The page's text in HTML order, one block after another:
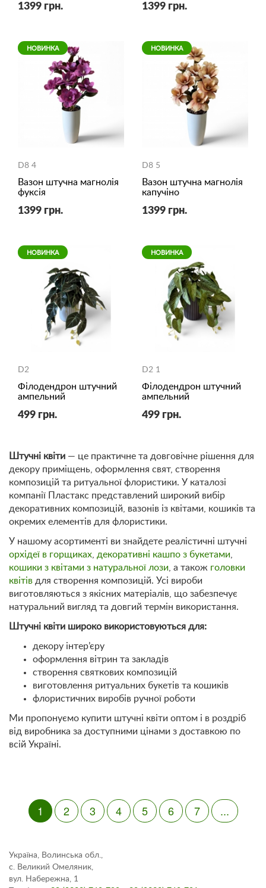
1399 грн. 1399 грн.
НОВИНКА
D8 4
Вазон штучна магнолія
фуксія
1399 грн.
НОВИНКА
D8 5
Вазон штучна магнолія
капучіно
1399 грн.
НОВИНКА
D2
Філодендрон штучний
ампельний
499 грн.
НОВИНКА
D2 1
Філодендрон штучний
ампельний
499 грн.
Штучні квіти — це практичне та довговічне рішення для
декору приміщень, оформлення свят, створення
композицій та ритуальної флористики. У каталозі
компанії Пластакс представлений широкий вибір
декоративних композицій, вазонів із квітами, кошиків та
окремих елементів для флористики.
У нашому асортименті ви знайдете реалістичні штучні
орхідеї в горщиках декоративні кашпо з букетами
кошики з квітами з натуральної лози , а також головки
квітів для створення композицій. Усі вироби
виготовляються з якісних матеріалів, що забезпечує
натуральний вигляд та довгий термін використання.
Штучні квіти широко використовуються для:
декору інтер’єру
оформлення вітрин та закладів
створення святкових композицій
виготовлення ритуальних букетів та кошиків
флористичних виробів ручної роботи
Ми пропонуємо купити штучні квіти оптом і в роздріб
від виробника за доступними цінами з доставкою по
всій Україні.
1 2 3 4 5 6 7 ...
Україна, Волинська обл.,
с. Великий Омеляник,
вул. Набережна, 1